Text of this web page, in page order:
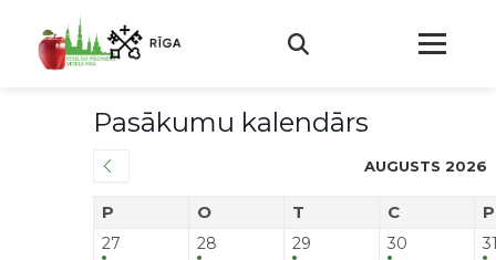
Pasākumu kalendārs
AUGUSTS 2026
P O T C
27 28 29 30